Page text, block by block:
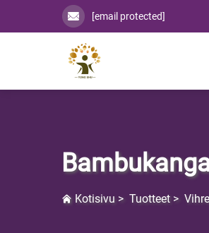
[email protected]
Kotisivu > Tuotteet >